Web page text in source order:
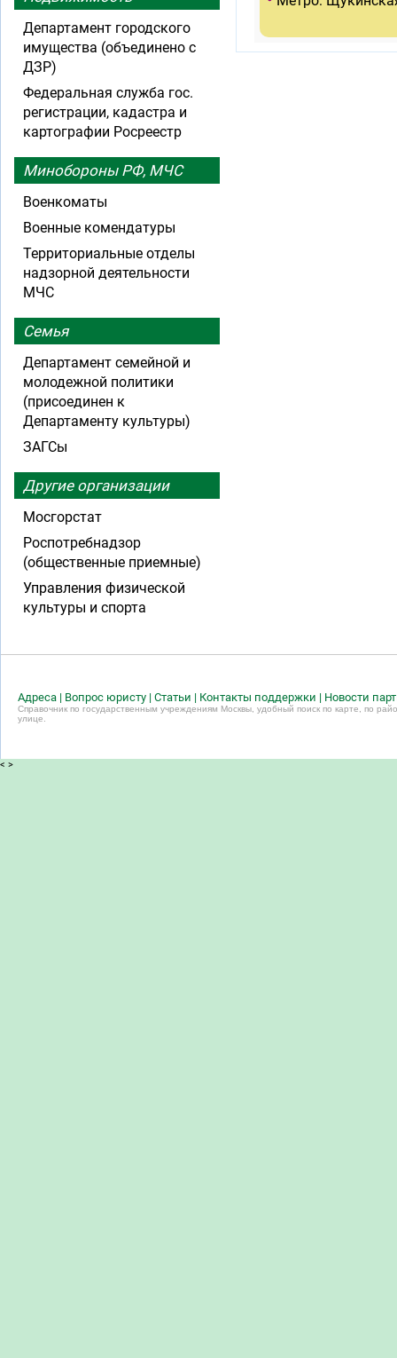
Департамент городского
имущества (объединено с
ДЗР)
Федеральная служба гос.
регистрации, кадастра и
картографии Росреестр
Минобороны РФ, МЧС
Военкоматы
Военные комендатуры
Территориальные отделы
надзорной деятельности
МЧС
Семья
Департамент семейной и
молодежной политики
(присоединен к
Департаменту культуры)
ЗАГСы
Другие организации
Мосгорстат
Роспотребнадзор
(общественные приемные)
Управления физической
культуры и спорта
Адреса | Вопрос юристу | Статьи | Контакты поддержки | Новости
Справочник по государственным учреждениям Москвы, удобный поиск по карте, по
улице.
< >